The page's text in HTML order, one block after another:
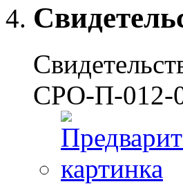
СРО-П-012-